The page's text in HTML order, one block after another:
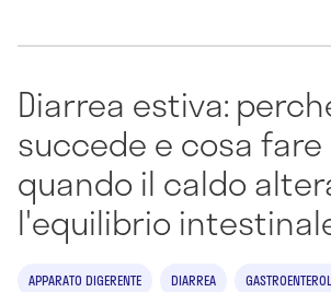
Diarrea estiva:
succede e cosa fare
quando il caldo
l'equilibrio
APPARATO DIGERENTE DIARREA